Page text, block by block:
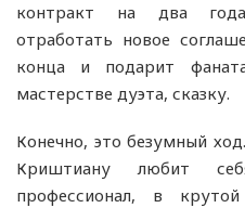
контракт на два
отработать новое
конца и подарит
мастерстве дуэта, сказку.
Конечно, это безумный
Криштиану любит
профессионал, в